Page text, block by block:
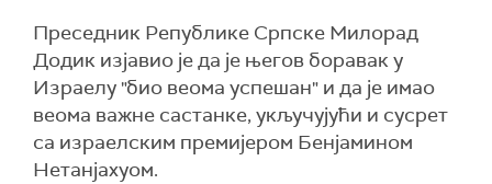
Преседник Републике Српске Милорад
Додик изјавио је да је његов боравак у
Израелу "био веома успешан" и да је имао
веома важне састанке, укључујући и сусрет
са израелским премијером Бенјамином
Нетанјахуом.